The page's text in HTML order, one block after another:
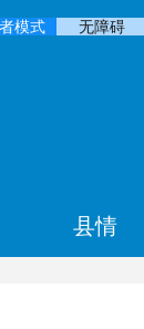
模式 无障碍
县情